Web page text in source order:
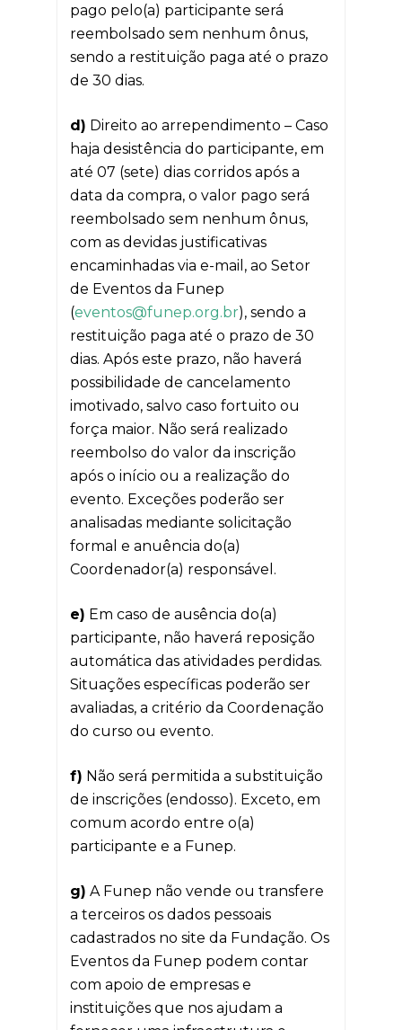
pago pelo(a) participante será
reembolsado sem nenhum ônus,
sendo a restituição paga até o prazo
de 30 dias.
d) Direito ao arrependimento – Caso
haja desistência do participante, em
até 07 (sete) dias corridos após a
data da compra, o valor pago será
reembolsado sem nenhum ônus,
com as devidas justificativas
encaminhadas via e-mail, ao Setor
de Eventos da Funep
(eventos@funep.org.br), sendo a
restituição paga até o prazo de 30
dias. Após este prazo, não haverá
possibilidade de cancelamento
imotivado, salvo caso fortuito ou
força maior. Não será realizado
reembolso do valor da inscrição
após o início ou a realização do
evento. Exceções poderão ser
analisadas mediante solicitação
formal e anuência do(a)
Coordenador(a) responsável.
e) Em caso de ausência do(a)
participante, não haverá reposição
automática das atividades perdidas.
Situações específicas poderão ser
avaliadas, a critério da Coordenação
do curso ou evento.
f) Não será permitida a substituição
de inscrições (endosso). Exceto, em
comum acordo entre o(a)
participante e a Funep.
g) A Funep não vende ou transfere
a terceiros os dados pessoais
cadastrados no site da Fundação. Os
Eventos da Funep podem contar
com apoio de empresas e
instituições que nos ajudam a